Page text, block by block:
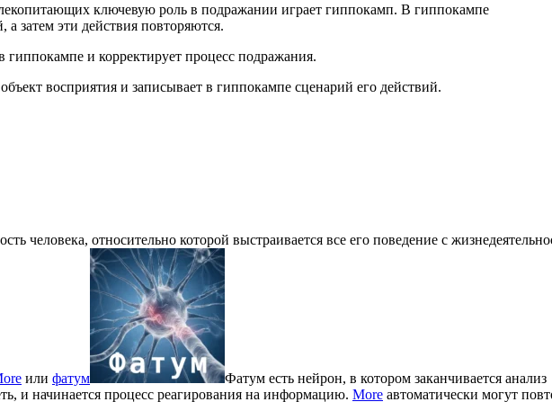
ключевую роль в подражании играет гиппокамп. В гиппокампе
а затем эти действия повторяются.
и корректирует процесс подражания.
восприятия и записывает в гиппокампе сценарий его действий.
человека, относительно которой выстраивается все его поведение с
или фатум
Фатум есть нейрон, в котором заканчивается анализ
и начинается процесс реагирования на информацию. More автоматически могут